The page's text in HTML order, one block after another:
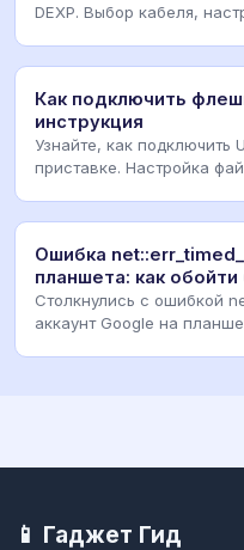
DEXP. Выбор кабеля,
Как подключить
инструкция
Узнайте, как подключить
приставке. Настройка
Ошибка
планшета: как
Столкнулись с ошибкой
аккаунт Google на
📱 Гаджет Гид